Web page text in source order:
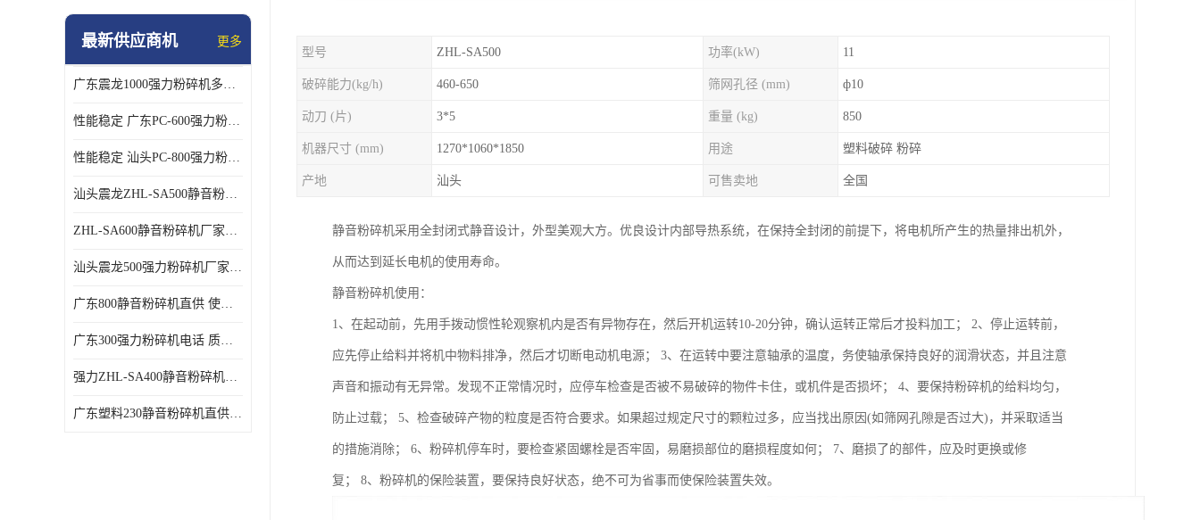
强力粉碎机
最新供应商机 更多
广东震龙1000强力粉碎机多少钱一台 使用方便
性能稳定 广东PC-600强力粉碎机电话
性能稳定 汕头PC-800强力粉碎机厂家批发
汕头震龙ZHL-SA500静音粉碎机多少钱一台
ZHL-SA600静音粉碎机厂家电话 质量可靠
汕头震龙500强力粉碎机厂家批发 噪音低
广东800静音粉碎机直供 使用寿命长
广东300强力粉碎机电话 质量可靠
强力ZHL-SA400静音粉碎机多少钱一台 密封防尘
广东塑料230静音粉碎机直供 使用寿命长
型号 ZHL-SA500 功率(kW) 11
破碎能力(kg/h) 460-650 筛网孔径 (mm) ф10
动刀 (片) 3*5 重量 (kg) 850
机器尺寸 (mm) 1270*1060*1850 用途 塑料破碎 粉碎
产地 汕头 可售卖地 全国
静音粉碎机采用全封闭式静音设计，外型美观大方。优良设计内部导热系统，在保持全封闭的前提下，将电机所产生的热量排出机外，
从而达到延长电机的使用寿命。
静音粉碎机使用：
1、在起动前，先用手拨动惯性轮观察机内是否有异物存在，然后开机运转10-20分钟，确认运转正常后才投料加工； 2、停止运转前，
应先停止给料并将机中物料排净，然后才切断电动机电源； 3、在运转中要注意轴承的温度，务使轴承保持良好的润滑状态，并且注意
声音和振动有无异常。发现不正常情况时，应停车检查是否被不易破碎的物件卡住，或机件是否损坏； 4、要保持粉碎机的给料均匀，
防止过载； 5、检查破碎产物的粒度是否符合要求。如果超过规定尺寸的颗粒过多，应当找出原因(如筛网孔隙是否过大)，并采取适当
的措施消除； 6、粉碎机停车时，要检查紧固螺栓是否牢固，易磨损部位的磨损程度如何； 7、磨损了的部件，应及时更换或修
复； 8、粉碎机的保险装置，要保持良好状态，绝不可为省事而使保险装置失效。